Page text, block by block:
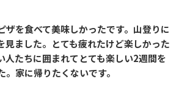
ザを食べて美味しかったです。山登りに
見ました。とても疲れたけど楽しかった
人たちに囲まれてとても楽しい2週間を
家に帰りたくないです。